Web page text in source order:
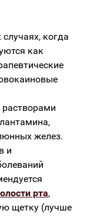
когда
как
растворами
желез.
и
рта,
щетку (лучше